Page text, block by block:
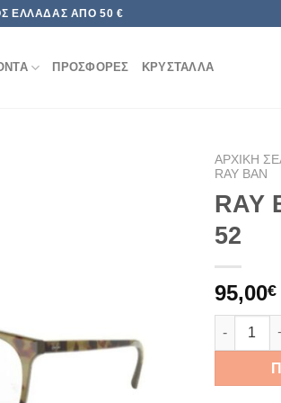
ΕΛΛΆΔΑΣ ΑΠΌ 50 €
ΠΡΟΣΦΟΡΕΣ ΚΡΥΣΤΑΛΛΑ
ΑΡΧΙΚΉ
RAY BAN
RAY
52
95,00€
RAY BAN